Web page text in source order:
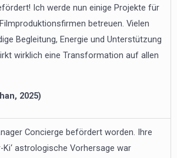
Ich werde nun einige Projekte für
betreuen. Vielen
Begleitung, Energie und Unterstützung
wirklich eine Transformation auf allen
2025)
Concierge befördert worden. Ihre
Ki‘ astrologische Vorhersage war